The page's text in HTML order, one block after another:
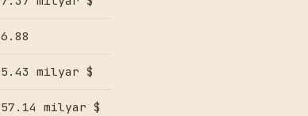
6.88
5.43 milyar $
57.14 milyar $